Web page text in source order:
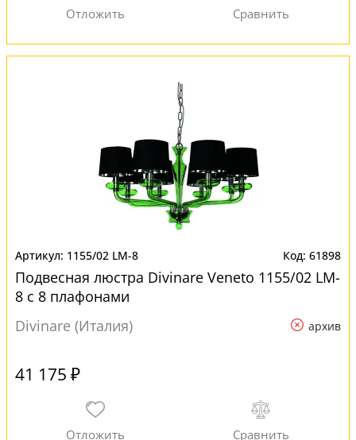
1155/02 LM-8 61898
Подвесная люстра Divinare Veneto 1155/02 LM-
8 с 8 плафонами
Divinare (Италия)
архив
41 175 ₽